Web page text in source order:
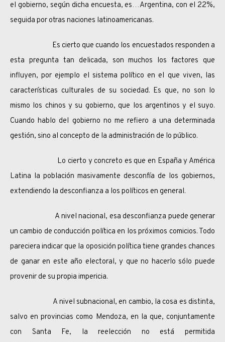
el gobierno, según dicha encuesta, es…Argentina, con el 22%,
seguida por otras naciones latinoamericanas.
Es cierto que cuando los encuestados responden a
esta pregunta tan delicada, son muchos los factores que
influyen, por ejemplo el sistema político en el que viven, las
características culturales de su sociedad. Es que, no son lo
mismo los chinos y su gobierno, que los argentinos y el suyo.
Cuando hablo del gobierno no me refiero a una determinada
gestión, sino al concepto de la administración de lo público.
Lo cierto y concreto es que en España y América
Latina la población masivamente desconfía de los gobiernos,
extendiendo la desconfianza a los políticos en general.
A nivel nacional, esa desconfianza puede generar
un cambio de conducción política en los próximos comicios. Todo
pareciera indicar que la oposición política tiene grandes chances
de ganar en este año electoral, y que no hacerlo sólo puede
provenir de su propia impericia.
A nivel subnacional, en cambio, la cosa es distinta,
salvo en provincias como Mendoza, en la que, conjuntamente
con Santa Fe, la reelección no está permitida